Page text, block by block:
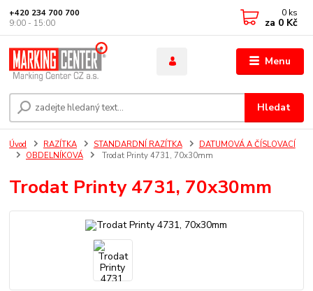
Menu
Hledat
+420 234 700 700
9:00 - 15:00
0 ks
za 0 Kč
Úvod RAZÍTKA STANDARDNÍ RAZÍTKA
DATUMOVÁ A ČÍSLOVACÍ
OBDELNÍKOVÁ
Trodat Printy 4731, 70x30mm
Trodat Printy 4731, 70x30mm